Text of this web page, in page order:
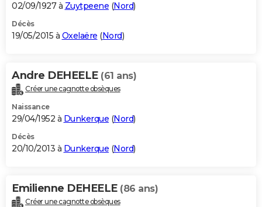
02/09/1927 à Zuytpeene (Nord)
Décès
19/05/2015 à Oxelaëre (Nord)
Andre DEHEELE (61 ans)
Créer une cagnotte obsèques
Naissance
29/04/1952 à Dunkerque (Nord)
Décès
20/10/2013 à Dunkerque (Nord)
Emilienne DEHEELE (86 ans)
Créer une cagnotte obsèques